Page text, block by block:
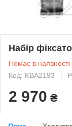
Набір
Немає в наявності
Код: KBA2193
2 970 ₴